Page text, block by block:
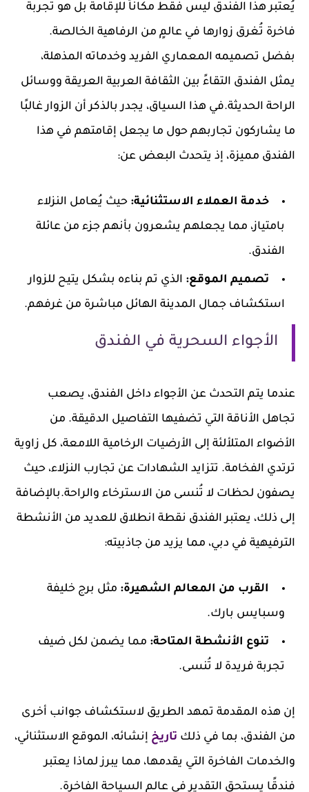
يُعتبر هذا الفندق ليس فقط مكاناً للإقامة بل هو تجربة
فاخرة تُغرق زوارها في عالمٍ من الرفاهية الخالصة.
بفضل تصميمه المعماري الفريد وخدماته المذهلة،
يمثل الفندق التقاءً بين الثقافة العربية العريقة ووسائل
الراحة الحديثة.في هذا السياق، يجدر بالذكر أن الزوار غالبًا
ما يشاركون تجاربهم حول ما يجعل إقامتهم في هذا
الفندق مميزة، إذ يتحدث البعض عن:
خدمة العملاء الاستثنائية: حيث يُعامل النزلاء
بامتياز، مما يجعلهم يشعرون بأنهم جزء من عائلة
الفندق.
تصميم الموقع: الذي تم بناءه بشكل يتيح للزوار
استكشاف جمال المدينة الهائل مباشرة من غرفهم.
الأجواء السحرية في الفندق
عندما يتم التحدث عن الأجواء داخل الفندق، يصعب
تجاهل الأناقة التي تضفيها التفاصيل الدقيقة. من
الأضواء المتلألئة إلى الأرضيات الرخامية اللامعة، كل زاوية
ترتدي الفخامة. تتزايد الشهادات عن تجارب النزلاء، حيث
يصفون لحظات لا تُنسى من الاسترخاء والراحة.بالإضافة
إلى ذلك، يعتبر الفندق نقطة انطلاق للعديد من الأنشطة
الترفيهية في دبي، مما يزيد من جاذبيته:
القرب من المعالم الشهيرة: مثل برج خليفة
وسبايس بارك.
تنوع الأنشطة المتاحة: مما يضمن لكل ضيف
تجربة فريدة لا تُنسى.
إن هذه المقدمة تمهد الطريق لاستكشاف جوانب أخرى
من الفندق، بما في ذلك تاريخ إنشائه، الموقع الاستثنائي،
والخدمات الفاخرة التي يقدمها، مما يبرز لماذا يعتبر
فندقًا يستحق التقدير في عالم السياحة الفاخرة.